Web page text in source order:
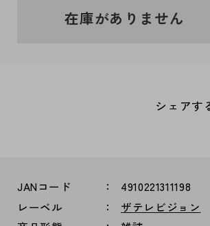
在庫がありません
シェアす
JANコード
4910221311198
レーベル
ザテレビジョン